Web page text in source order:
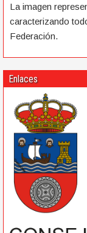
La imagen
caracterizando
Federación.
Enlaces